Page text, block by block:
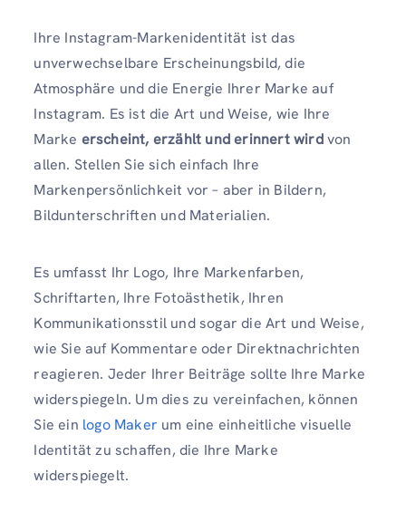
Ihre Instagram-Markenidentität ist das
unverwechselbare Erscheinungsbild, die
Atmosphäre und die Energie Ihrer Marke auf
Instagram. Es ist die Art und Weise, wie Ihre
Marke erscheint, erzählt und erinnert wirdvon
allen. Stellen Sie sich einfach Ihre
Markenpersönlichkeit vor – aber in Bildern,
Bildunterschriften und Materialien.
Es umfasst Ihr Logo, Ihre Markenfarben,
Schriftarten, Ihre Fotoästhetik, Ihren
Kommunikationsstil und sogar die Art und Weise,
wie Sie auf Kommentare oder Direktnachrichten
reagieren. Jeder Ihrer Beiträge sollte Ihre Marke
widerspiegeln. Um dies zu vereinfachen, können
Sie ein logo Maker um eine einheitliche visuelle
Identität zu schaffen, die Ihre Marke
widerspiegelt.